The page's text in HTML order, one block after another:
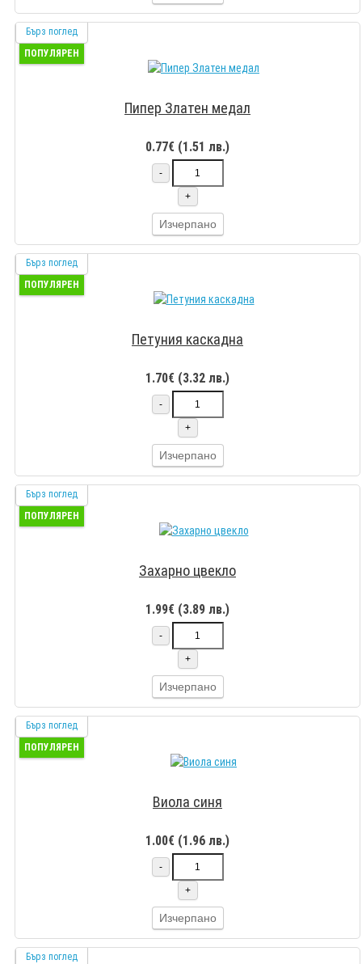
Бърз поглед
ПОПУЛЯРЕН
Пипер Златен медал
0.77€ (1.51 лв.)
-
+
Изчерпано
Бърз поглед
ПОПУЛЯРЕН
Петуния каскадна
1.70€ (3.32 лв.)
-
+
Изчерпано
Бърз поглед
ПОПУЛЯРЕН
Захарно цвекло
1.99€ (3.89 лв.)
-
+
Изчерпано
Бърз поглед
ПОПУЛЯРЕН
Виола синя
1.00€ (1.96 лв.)
-
+
Изчерпано
Бърз поглед